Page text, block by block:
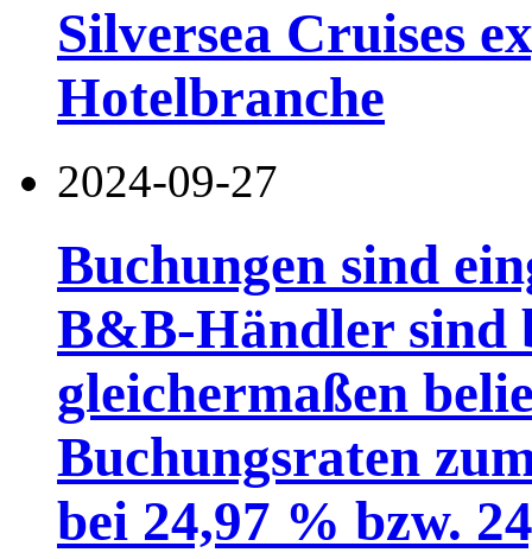
Silversea Cruises
Hotelbranche
2024-09-27
Buchungen sind
B&B-Händler sind
gleichermaßen
Buchungsraten
bei 24,97 % bzw.